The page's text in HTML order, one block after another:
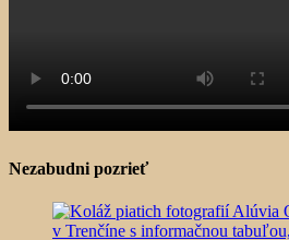
Nezabudni pozrieť